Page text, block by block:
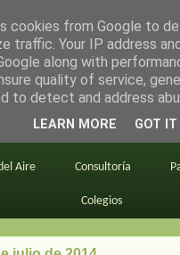
por madrid
BiciMAD
Aire Consultoría
Colegios
cookies from Google to
traffic. Your IP address
along with
quality of service,
to detect and address
LEARN MORE GOT IT